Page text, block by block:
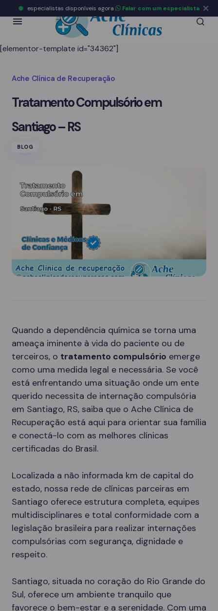
[elementor-template id="34362"]
Ache Clínica de Recuperação
Tratamento Compulsório em
Santiago – RS
BLOG
Quando a dependência química se torna uma
ameaça iminente à vida do paciente ou de
terceiros, o tratamento compulsório emerge
como uma medida legal e necessária. Se você
está enfrentando uma situação onde um ente
querido necessita de internação compulsória
em Santiago, RS, saiba que o Ache Clínica de
Recuperação está aqui para orientar sua família
e conectá-lo com as melhores clínicas
certificadas do Brasil.
Localizada a não informada km de capital do
estado, nossa rede de clínicas parceiras em
Santiago oferece estrutura completa, equipes
multidisciplinares e total conformidade com a
legislação brasileira para realizar internações
compulsórias com segurança, dignidade e
respeito.
Santiago, situada no coração do Rio Grande do
Sul, oferece um ambiente tranquilo que
favorece o bem-estar e a serenidade. Com uma
especialistas disponíveis agora Falar com um especialista